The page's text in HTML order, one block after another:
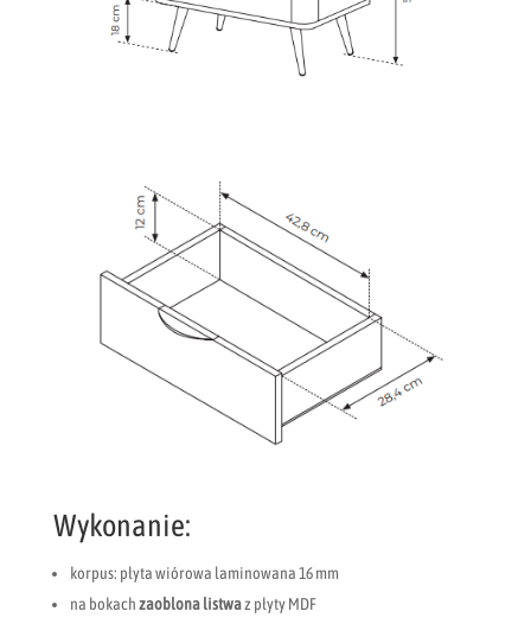
Wykonanie:
korpus: płyta wiórowa laminowana 16 mm
na bokachzaoblona listwaz płyty MDF